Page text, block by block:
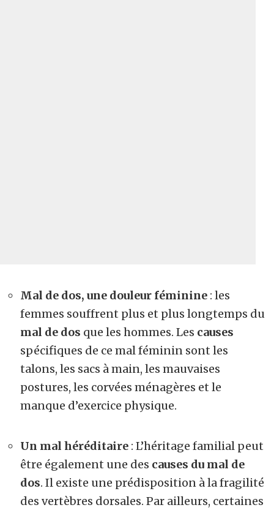
Mal de dos, une douleur féminine : les
femmes souffrent plus et plus longtemps du
mal de dos que les hommes. Les causes
spécifiques de ce mal féminin sont les
talons, les sacs à main, les mauvaises
postures, les corvées ménagères et le
manque d’exercice physique.
Un mal héréditaire : L’héritage familial peut
être également une des causes du mal de
dos. Il existe une prédisposition à la fragilité
des vertèbres dorsales. Par ailleurs, certaines